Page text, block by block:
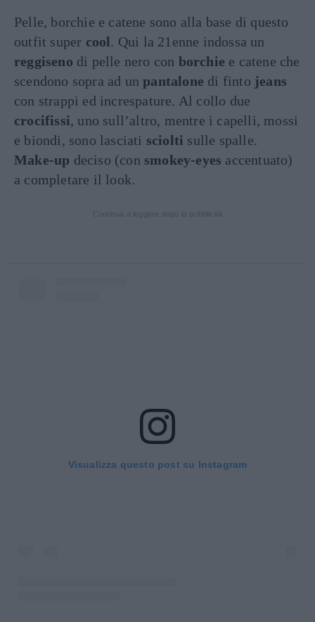
Pelle, borchie e catene sono alla base di questo
outfit super cool. Qui la 21enne indossa un
reggiseno di pelle nero con borchie e catene che
scendono sopra ad unpantalone di finto jeans
con strappi ed increspature. Al collo due
crocifissi, uno sull’altro, mentre i capelli, mossi
e biondi, sono lasciati sciolti sulle spalle.
Make-up deciso (con smokey-eyes accentuato)
a completare il look.
Visualizza questo post su Instagram